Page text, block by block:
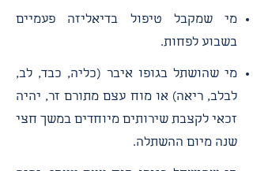
מי שמקבל טיפול בדיאליזה פעמיים
בשבוע לפחות.
מי שהושתל בגופו איבר (כליה, כבד, לב,
לבלב, ריאה) או מוח עצם מתורם זר, יהיה
זכאי לקצבת שירותים מיוחדים במשך חצי
שנה מיום ההשתלה.